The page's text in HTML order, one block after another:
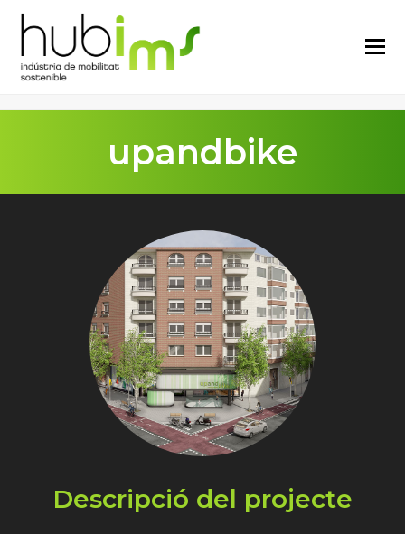
upandbike
Descripció del projecte